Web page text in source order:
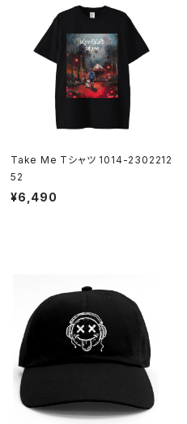
Take Me Tシャツ 1014-2302212
52
¥6,490